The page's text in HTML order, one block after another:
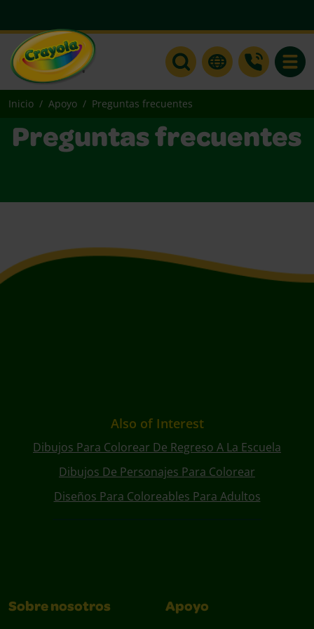
Inicio Apoyo Preguntas frecuentes
Preguntas frecuentes
Also of Interest
Dibujos Para Colorear De Regreso A La Escuela
Dibujos De Personajes Para Colorear
Diseños Para Coloreables Para Adultos
Sobre nosotros Apoyo